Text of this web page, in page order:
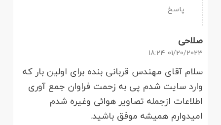
پاسخ
صلاحی
01/20/2023 18:24
سلام آقای مهندس قربانی بنده برای اولین بار که
وارد سایت شدم پی به زحمت فراوان جمع آوری
اطلاعات ازجمله تصاویر هوائی وغیره شدم
امیدوارم همیشه موفق باشید.